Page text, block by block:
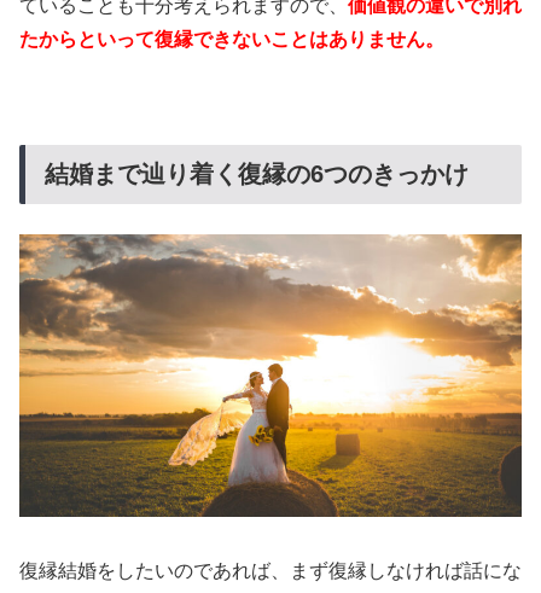
ていることも十分考えられますので、 価値観の違いで別れ
たからといって復縁できないことはありません。
結婚まで辿り着く復縁の6つのきっかけ
復縁結婚をしたいのであれば、まず復縁しなければ話にな